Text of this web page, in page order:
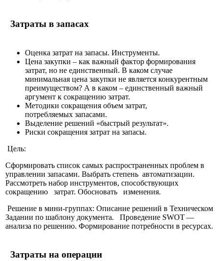
Затраты в запасах
Оценка затрат на запасы. Инструменты.
Цена закупки – как важный фактор формирования
затрат, но не единственный. В каком случае
минимальная цена закупки не является конкурентным
преимуществом? А в каком – единственный важный
аргумент к сокращению затрат.
Методики сокращения объем затрат,
потребляемых запасами.
Выделение решений «быстрый результат».
Риски сокращения затрат на запасы.
Цель:
Сформировать список самых распространенных проблем в
управлении запасами. Выбрать степень автоматизации.
Рассмотреть набор инструментов, способствующих
сокращению затрат. Обосновать изменения.
Решение в мини-группах: Описание решений в Техническом
Задании по шаблону документа. Проведение SWOT—
анализа по решению. Формирование потребности в ресурсах.
Затраты на операции